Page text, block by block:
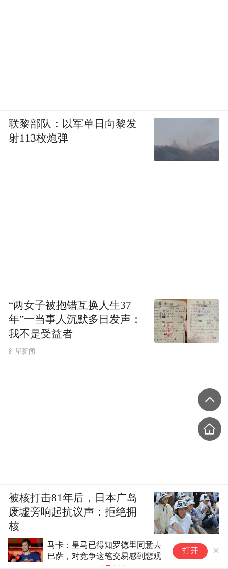
马卡：皇马已得知罗德里同意去
巴萨，对竞争这笔交易感到悲观
社评：美国
笔账
打开
联黎部队：以军单日向黎发
射113枚炮弹
“两女子被抱错互换人生37
年”一当事人沉默多日发声：
我不是受益者
红星新闻
被核打击81年后，日本广岛
废墟旁响起抗议声：拒绝拥
核